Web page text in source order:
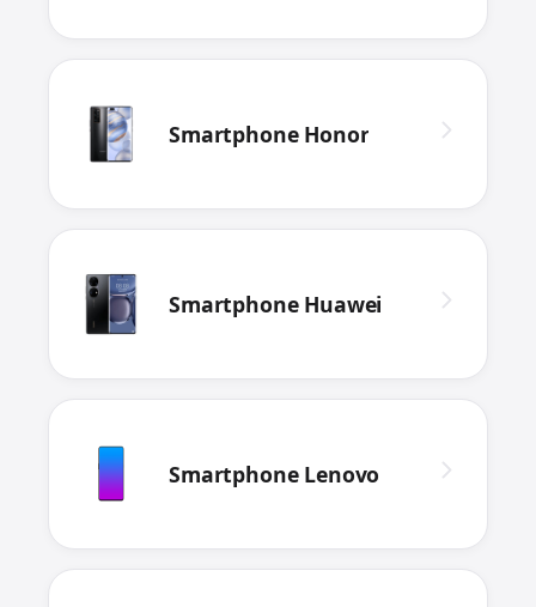
Smartphone Honor
Smartphone Huawei
Smartphone Lenovo